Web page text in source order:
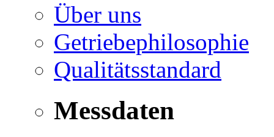
Über uns
Getriebephilosophie
Qualitätsstandard
Messdaten